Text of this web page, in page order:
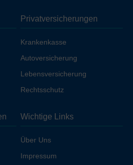
SANTE) gegenüber der
Privatversicherungen
Krankenkasse
Autoversicherung
Lebensversicherung
Rechtsschutz
Wichtige Links
Über Uns
Impressum